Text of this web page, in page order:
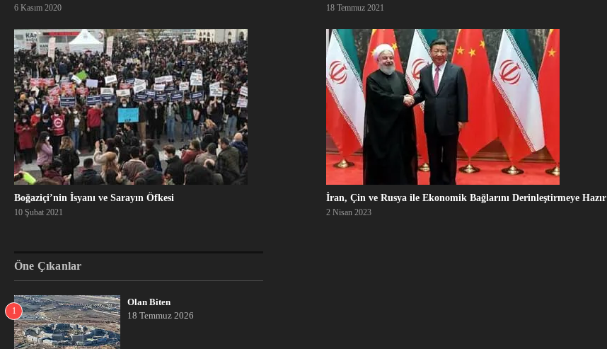
6 Kasım 2020 18 Temmuz 2021
Boğaziçi’nin İsyanı ve Sarayın Öfkesi
10 Şubat 2021
İran, Çin ve Rusya ile Ekonomik Bağlarını Derinleştirmeye Hazır
2 Nisan 2023
Öne Çıkanlar
1
Olan Biten
18 Temmuz 2026